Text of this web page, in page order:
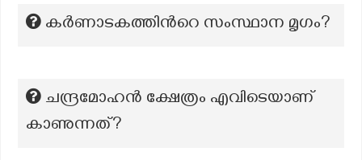
കർണാടകത്തിന്‍റെ സംസ്ഥാന മൃഗം?
ചന്ദ്രമോഹൻ ക്ഷേത്രം എവിടെയാണ്
കാണുന്നത്?